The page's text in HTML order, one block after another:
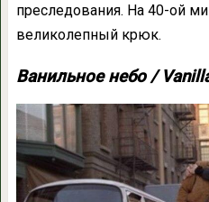
преследования. На 40-ой
великолепный крюк.
Ванильное небо /